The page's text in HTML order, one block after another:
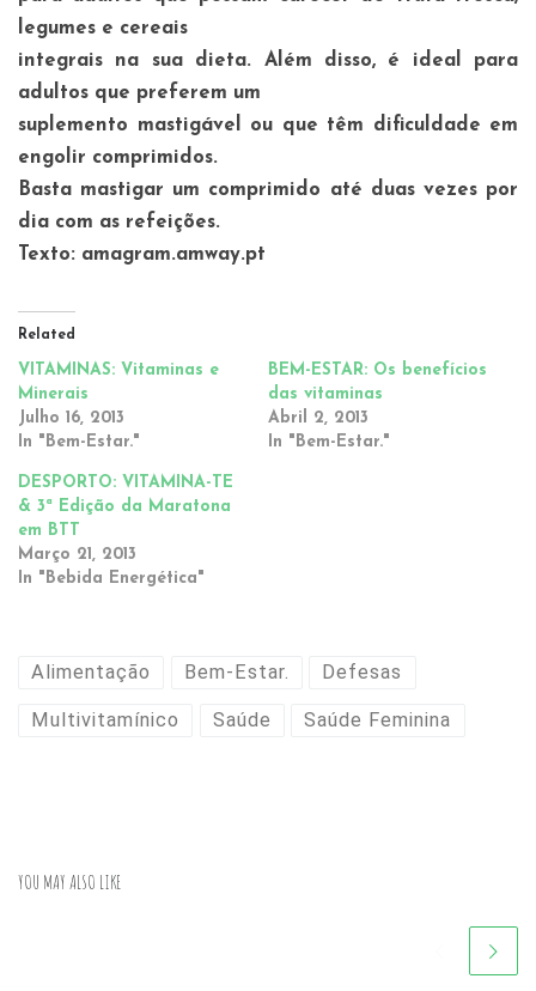
legumes e cereais
integrais na sua dieta. Além disso, é ideal para
adultos que preferem um
suplemento mastigável ou que têm dificuldade em
engolir comprimidos.
Basta mastigar um comprimido até duas vezes por
dia com as refeições.
Texto: amagram.amway.pt
Related
VITAMINAS: Vitaminas e
Minerais
Julho 16, 2013
In "Bem-Estar."
BEM-ESTAR: Os benefícios
das vitaminas
Abril 2, 2013
In "Bem-Estar."
DESPORTO: VITAMINA-TE
& 3ª Edição da Maratona
em BTT
Março 21, 2013
In "Bebida Energética"
Alimentação Bem-Estar. Defesas
Multivitamínico Saúde Saúde Feminina
YOU MAY ALSO LIKE